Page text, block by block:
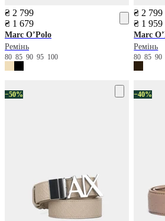
₴ 2 799
₴ 1 679
Marc O’Polo
Ремінь
80 85 90 95 100
₴ 2 799
₴ 1 959
Marc
Ремінь
8085
−50% −40%